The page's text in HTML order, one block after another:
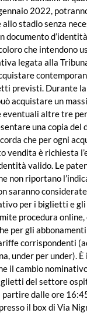
2022,
stadio senza
documento
che intendono
legata alla
previsti. Durante
acquistare un
eventuali altre tre
una copia del
che per ogni
vendita è richiesta
valido. Le
non riportano
saranno
per i biglietti e
procedura online,
per gli
corrispondenti
under per under).
il cambio
del settore
dalle ore
il box di Via